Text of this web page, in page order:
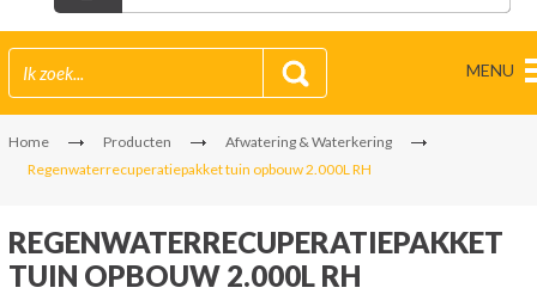
MENU
Home Producten
Afwatering & Waterkering
Regenwaterrecuperatiepakket tuin opbouw 2.000L RH
REGENWATERRECUPERATIEPAKKET
TUIN OPBOUW 2.000L RH